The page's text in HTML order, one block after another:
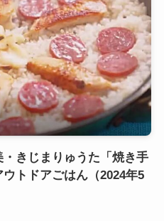
・きじまりゅうた「焼き手
トドアごはん（2024年5